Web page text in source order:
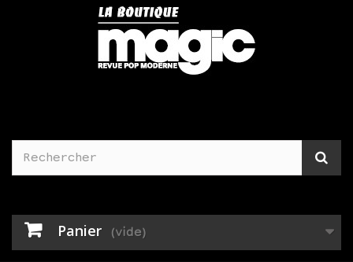
Panier (vide)